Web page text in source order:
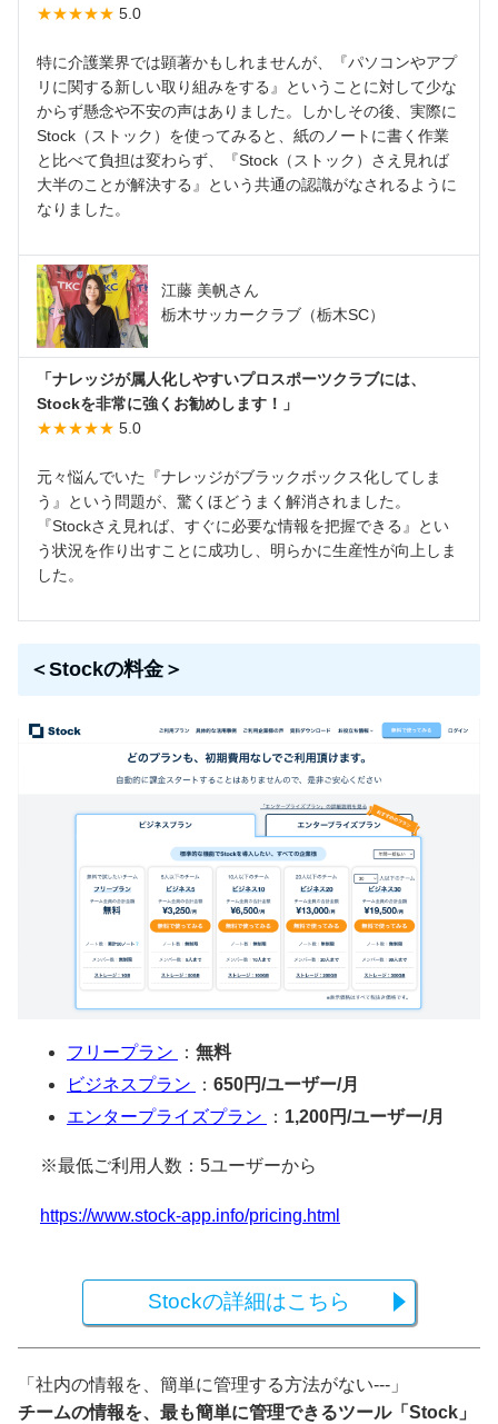
★★★★★ 5.0
特に介護業界では顕著かもしれませんが、『パソコンやアプ
リに関する新しい取り組みをする』ということに対して少な
からず懸念や不安の声はありました。しかしその後、実際に
Stock（ストック）を使ってみると、紙のノートに書く作業
と比べて負担は変わらず、『Stock（ストック）さえ見れば
大半のことが解決する』という共通の認識がなされるように
なりました。
江藤 美帆さん
栃木サッカークラブ（栃木SC）
「ナレッジが属人化しやすいプロスポーツクラブには、
Stockを非常に強くお勧めします！」
★★★★★ 5.0
元々悩んでいた『ナレッジがブラックボックス化してしま
う』という問題が、驚くほどうまく解消されました。
『Stockさえ見れば、すぐに必要な情報を把握できる』とい
う状況を作り出すことに成功し、明らかに生産性が向上しま
した。
＜Stockの料金＞
フリープラン ： 無料
ビジネスプラン
： 650円/ユーザー/月
エンタープライズプラン
： 1,200円/ユーザー/月
※最低ご利用人数：5ユーザーから
https://www.stock-app.info/pricing.html
Stockの詳細はこちら
「社内の情報を、簡単に管理する方法がない---」
チームの情報を、最も簡単に管理できるツール「Stock」